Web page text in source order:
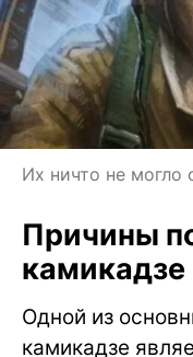
Их ничто не могло
Причины
камикадзе
Одной из
камикадзе